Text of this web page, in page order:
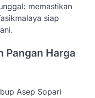
memastikan
siap
Pangan Harga
Asep Sopari